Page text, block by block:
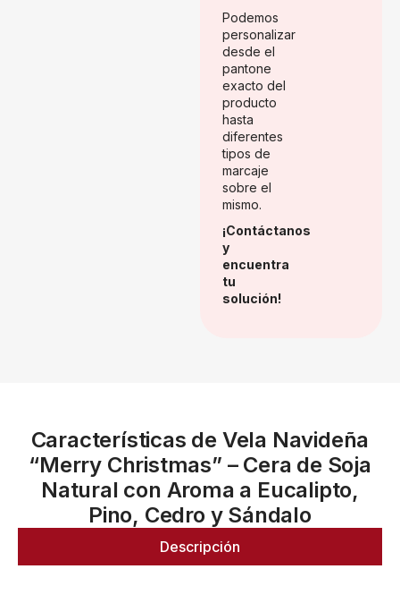
Podemos
personalizar
desde el
pantone
exacto del
producto
hasta
diferentes
tipos de
marcaje
sobre el
mismo.
¡Contáctanos
y
encuentra
tu
solución!
Características de Vela Navideña
“Merry Christmas” – Cera de Soja
Natural con Aroma a Eucalipto,
Pino, Cedro y Sándalo
Descripción